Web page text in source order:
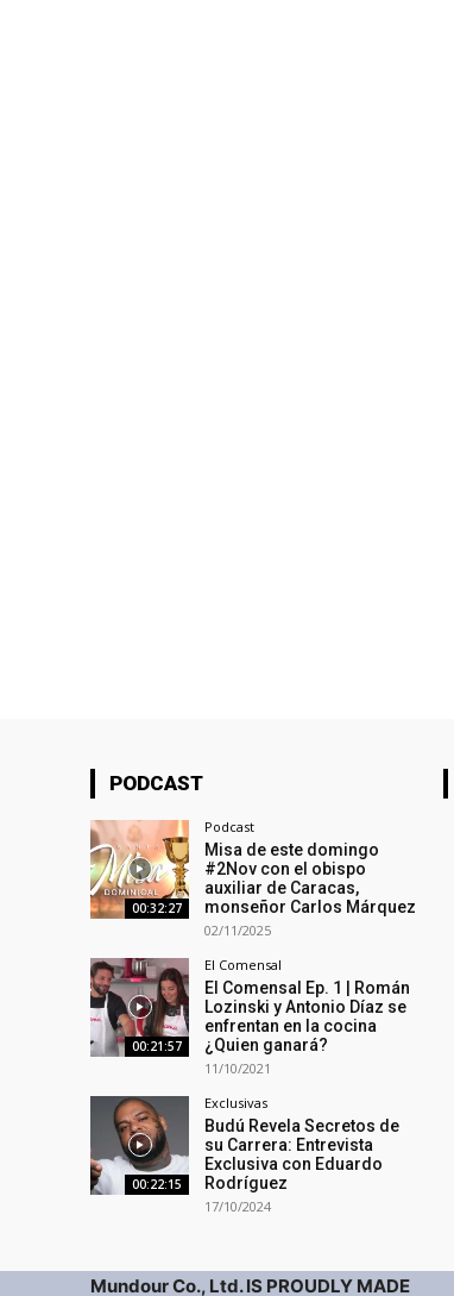
PODCAST
00:32:27
Podcast
Misa de este domingo
#2Nov con el obispo
auxiliar de Caracas,
monseñor Carlos Márquez
02/11/2025
00:21:57
El Comensal
El Comensal Ep. 1 | Román
Lozinski y Antonio Díaz se
enfrentan en la cocina
¿Quien ganará?
11/10/2021
00:22:15
Exclusivas
Budú Revela Secretos de
su Carrera: Entrevista
Exclusiva con Eduardo
Rodríguez
17/10/2024
Mundour Co., Ltd. IS PROUDLY MADE